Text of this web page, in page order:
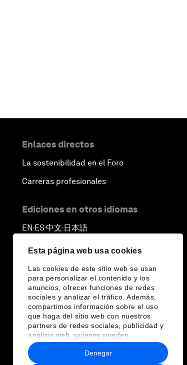
Esta página web usa cookies
Las cookies de este sitio web se usan
para personalizar el contenido y los
anuncios, ofrecer funciones de redes
sociales y analizar el tráfico. Además,
compartimos información sobre el uso
que haga del sitio web con nuestros
partners de redes sociales, publicidad y
análisis web, quienes pueden
combinarla con otra información que les
haya proporcionado o que hayan
Denegar
Enlaces directos
La sostenibilidad en el Foro
Carreras profesionales
Ediciones en otros idiomas
EN ▪ ES▪中文▪ 日本語